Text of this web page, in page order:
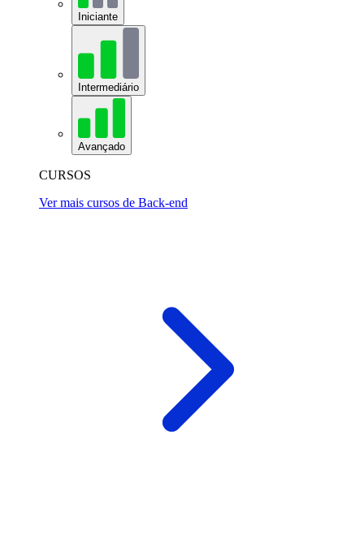
Iniciante
Intermediário
Avançado
CURSOS
Ver mais cursos de Back-end